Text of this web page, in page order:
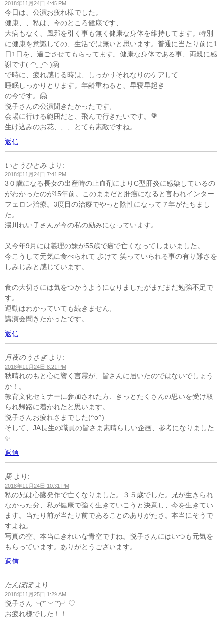
2018年11月24日 4:45 PM
今日は、公演お疲れ様でした。
健康、、私は、今のところ健康です、
大病もなく、風邪を引く事も無く健康な身体を維持してます。特別
に健康を意識しての、生活では無いと思います。普通に当たり前に1
日1日を、過ごさせてもらってます。健康な身体である事、両親に感
謝です( ◠‿◠ )🤗
で時に、疲れ感じる時は、しっかりそれなりのケアして
睡眠しっかりとります。年齢重ねると、早寝早起き
の今です。🤗
悦子さんの公演聞きたかったです。
会場に行ける範囲だと、飛んで行きたいです。💐
生け込みのお花、、、とても素敵ですね。
返信
いとうひとみ より:
2018年11月24日 7:41 PM
3０歳になる長女の出産時の止血剤によりC型肝炎に感染しているの
がわかったのが15年前。このままだと肝癌になると言われインター
フェロン治療。3度目の治療でやっと陰性になって７年がたちまし
た。
湯川れい子さんが今の私の励みになっています。
又今年9月には義理の妹が55歳で癌で亡くなってしまいました。
今こうして元気に食べられて 歩けて 笑っていられる事の有り難さを
しみじみと感じています。
食の大切さには気をつかうようになりましたがまだまだ勉強不足で
す。
運動はわかっていても続きません。
講演会聞きたかったです。
返信
月夜のうさぎ より:
2018年11月24日 8:21 PM
秋晴れのもと心に響く言霊が、皆さんに届いたのではないでしょう
か！。
教育文化セミナーに参加された方、きっとたくさんの思いを受け取
られ帰路に着かれたと思います。
悦子さんお疲れさまでした(^o^)
そして、JA長生の職員の皆さま素晴らしい企画、参考になりました
✨
返信
愛 より:
2018年11月24日 10:31 PM
私の兄は心臓発作で亡くなりました。３５歳でした。兄が生きられ
なかった分、私が健康で強く生きていこうと決意し、今を生きてい
ます。当たり前が当たり前であることのありがたさ。本当にそうで
すよね。
写真の空、本当にきれいな青空ですね。悦子さんにはいつも元気を
もらっています。ありがとうございます。
返信
たんぽぽ より:
2018年11月25日 1:29 AM
悦子さん╰(*´︶`*)╯♡
お疲れ様でした！！